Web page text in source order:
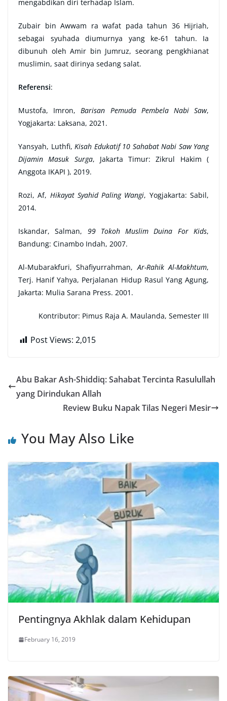
mengabdikan diri terhadap Islam.
Zubair bin Awwam ra wafat pada tahun 36 Hijriah,
sebagai syuhada diumurnya yang ke-61 tahun. Ia
dibunuh oleh Amir bin Jumruz, seorang pengkhianat
muslimin, saat dirinya sedang salat.
Referensi:
Mustofa, Imron,Barisan Pemuda Pembela Nabi Saw,
Yogjakarta: Laksana, 2021.
Yansyah, Luthfi, Kisah Edukatif 10 Sahabat Nabi Saw Yang
Dijamin Masuk Surga, Jakarta Timur: Zikrul Hakim (
Anggota IKAPI ), 2019.
Rozi, Af, Hikayat Syahid Paling Wangi, Yogjakarta: Sabil,
2014.
Iskandar, Salman, 99 Tokoh Muslim Duina For Kids,
Bandung: Cinambo Indah, 2007.
Al-Mubarakfuri, Shafiyurrahman,Ar-Rahik Al-Makhtum,
Terj. Hanif Yahya, Perjalanan Hidup Rasul Yang Agung,
Jakarta: Mulia Sarana Press. 2001.
Kontributor: Pimus Raja A. Maulanda, Semester III
Post Views: 2,015
Abu Bakar Ash-Shiddiq: Sahabat Tercinta Rasulullah
yang Dirindukan Allah
Review Buku Napak Tilas Negeri Mesir
You May Also Like
Pentingnya Akhlak dalam Kehidupan
February 16, 2019